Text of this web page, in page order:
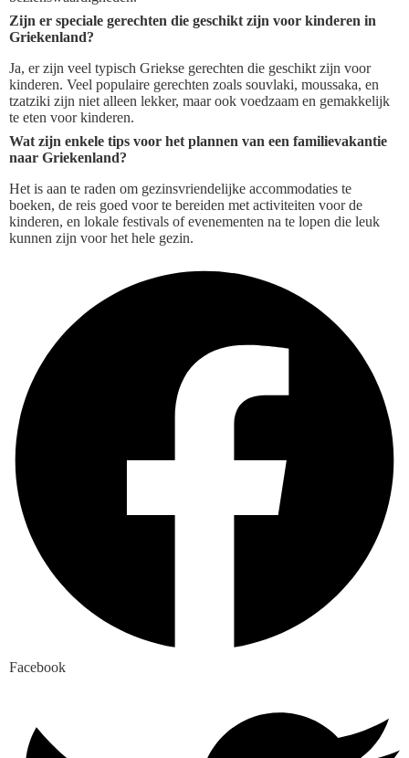
Zijn er speciale gerechten die geschikt zijn voor kinderen in
Griekenland?
Ja, er zijn veel typisch Griekse gerechten die geschikt zijn voor
kinderen. Veel populaire gerechten zoals souvlaki, moussaka, en
tzatziki zijn niet alleen lekker, maar ook voedzaam en gemakkelijk
te eten voor kinderen.
Wat zijn enkele tips voor het plannen van een familievakantie
naar Griekenland?
Het is aan te raden om gezinsvriendelijke accommodaties te
boeken, de reis goed voor te bereiden met activiteiten voor de
kinderen, en lokale festivals of evenementen na te lopen die leuk
kunnen zijn voor het hele gezin.
Facebook